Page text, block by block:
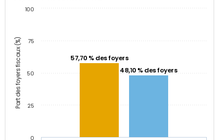
Part des foyers fiscaux (%)
57,70 % des foyers
48,10 % des foyers
0
25
50
75
100